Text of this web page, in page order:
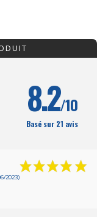
8.2/10
Basé sur 21 avis
2023)